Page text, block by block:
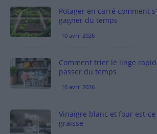
Potager en carré comment
gagner du temps
10 avril 2026
Comment trier le linge
passer du temps
10 avril 2026
Vinaigre blanc et four est-
graisse